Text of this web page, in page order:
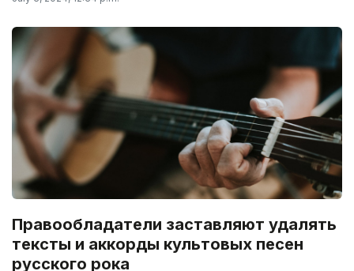
Правообладатели заставляют удалять
тексты и аккорды культовых песен
русского рока